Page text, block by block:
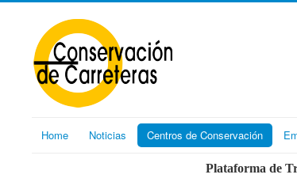
Home Noticias Centros de Conservación
Plataforma de